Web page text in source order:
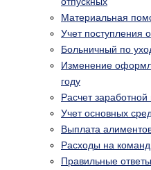
Материальная
Учет поступления
Больничный по
Изменение
году
Расчет заработной
Учет основных
Выплата
Расходы на
Правильные